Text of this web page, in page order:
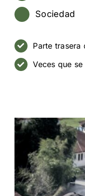
Sociedad
Parte trasera
Veces que se